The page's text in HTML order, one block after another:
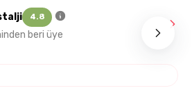
4.8
beri üye